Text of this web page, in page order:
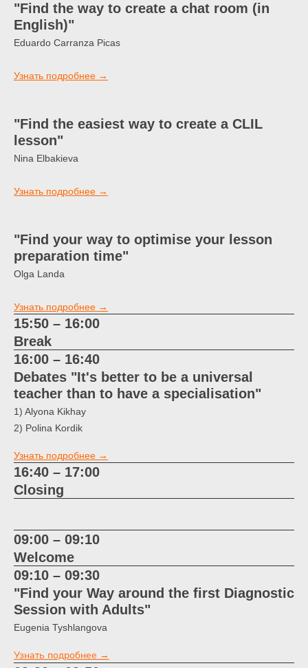
"Find the way to create a chat room (in
English)"
Eduardo Carranza Picas
Узнать подробнее →
"Find the easiest way to create a CLIL
lesson"
Nina Elbakieva
Узнать подробнее →
"Find your way to optimise your lesson
preparation time"
Olga Landa
Узнать подробнее →
15:50 – 16:00
Break
16:00 – 16:40
Debates "It's better to be a universal
teacher than to have a specialisation"
1) Alyona Kikhay
2) Polina Kordik
Узнать подробнее →
16:40 – 17:00
Closing
09:00 – 09:10
Welcome
09:10 – 09:30
"Find your Way around the first Diagnostic
Session with Adults"
Eugenia Tyshlangova
Узнать подробнее →